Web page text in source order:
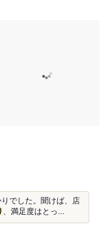
でした。聞けば、店
、満足度はとっ...